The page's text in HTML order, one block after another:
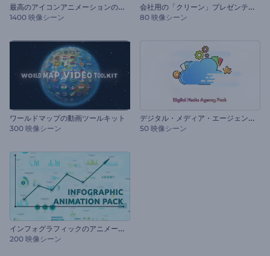
最
高のアイコンアニメーションのセット
1400 映像シーン
会
社用の「クリーン」プレゼンテーション
80 映像シーン
ワールドマップの動画ツールキット
300 映像シーン
デ
ジタル・メディア・エージェンシーのセット
50 映像シーン
イ
ンフォグラフィックのアニメーションセット
200 映像シーン